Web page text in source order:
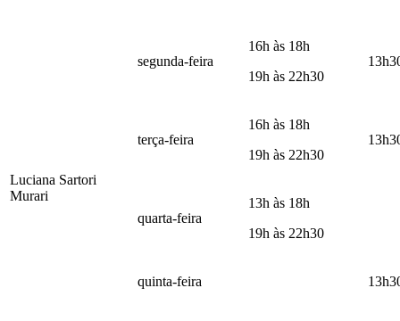
Luciana Sartori
Murari
segunda-feira
16h às 18h
19h às 22h30
terça-feira
16h às 18h
19h às 22h30
quarta-feira
13h às 18h
19h às 22h30
quinta-feira